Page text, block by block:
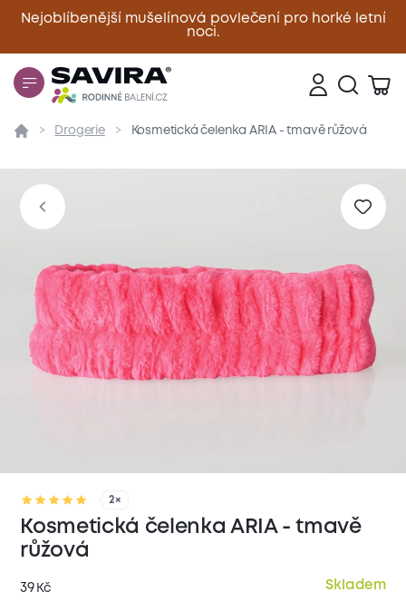
Nejoblíbenější mušelínová povlečení pro horké letní
noci.
Zavřít
Přehled Parametry Popis produktu Materiál
Drogerie Kosmetická čelenka ARIA - tmavě růžová
2×
Kosmetická čelenka ARIA - tmavě
růžová
39 Kč Skladem